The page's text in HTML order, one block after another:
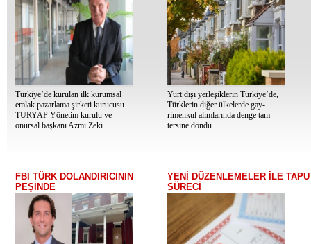
Türkiye’de kurulan ilk kurumsal
emlak pazarlama şirketi kurucusu
TURYAP Yönetim kurulu ve
onursal başkanı Azmi Zeki...
Yurt dışı yerleşiklerin Türkiye’de,
Türklerin diğer ülkelerde gay­
rimenkul alımlarında denge tam
tersine döndü....
FBI TÜRK DOLANDIRICININ
PEŞİNDE
YENİ DÜZENLEMELER İLE TAPU
SÜRECİ